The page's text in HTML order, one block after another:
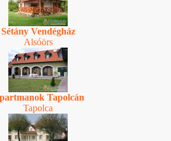
Sétány Vendégház
Alsóörs
Tapolcán
Tapolca